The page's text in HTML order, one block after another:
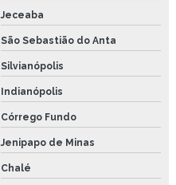
Jeceaba
São Sebastião do Anta
Silvianópolis
Indianópolis
Córrego Fundo
Jenipapo de Minas
Chalé